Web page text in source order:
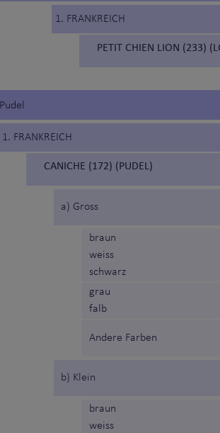
1. FRANKREICH
PETIT CHIEN LION (233)
Pudel
1. FRANKREICH
CANICHE (172) (PUDEL)
a) Gross
braun
weiss
schwarz
grau
falb
Andere Farben
b) Klein
braun
weiss